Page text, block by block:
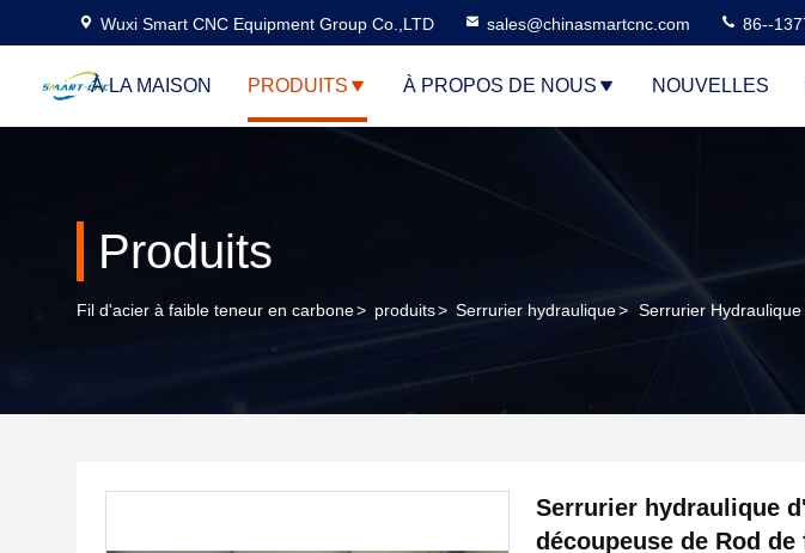
Wuxi Smart CNC Equipment Group Co.,LTD sales@chinasmartcnc.com 86--
À LA MAISON PRODUITS À PROPOS DE NOUS NOUVELLES
Produits
Fil d'acier à faible teneur en carbone> produits> Serrurier hydraulique> Serrurier
Serrurier hydraulique
découpeuse de Rod de